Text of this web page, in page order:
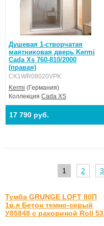
Душевая 1-створчатая
маятниковая дверь Kermi
Cada Xs 760-810/2000
(правая)
CK1WR08020VPK
Kermi (Германия)
Коллекция Cada XS
17 790 руб.
1 2 3
Тумба GRUNGE LOFT 80П
1в.я Бетон темно-серый
У85848 с раковиной Roll 53